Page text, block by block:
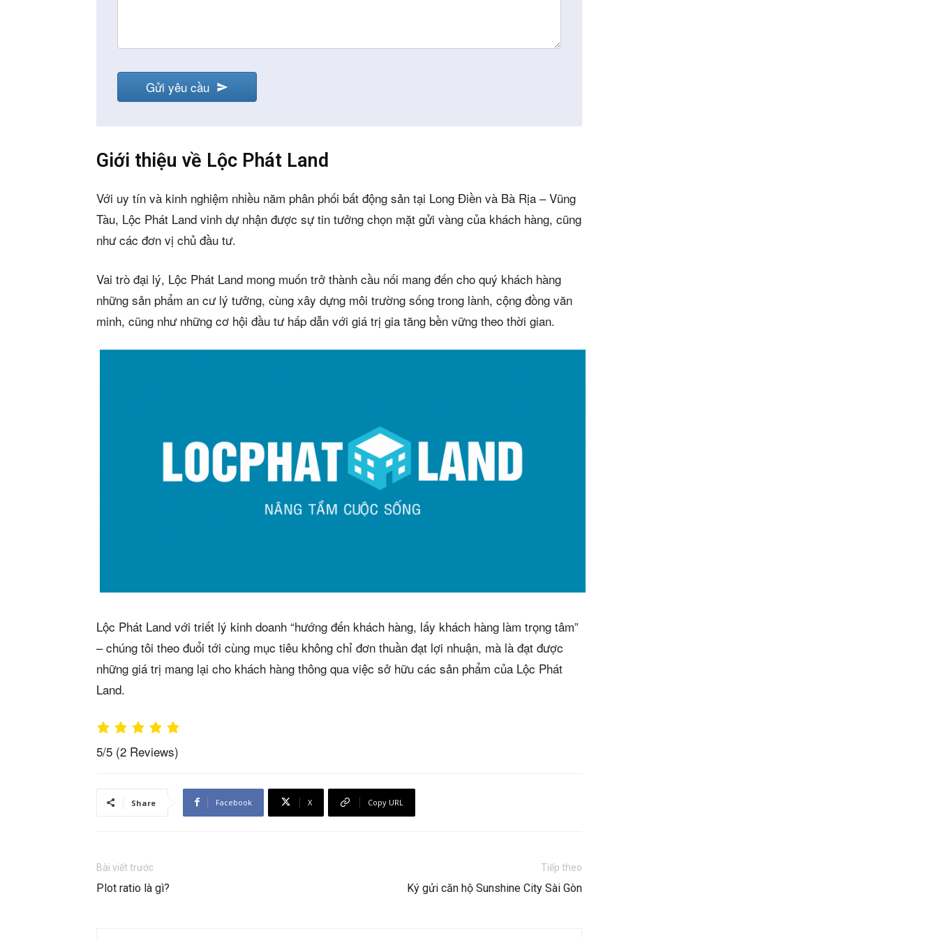
Gửi yêu cầu
Giới thiệu về Lộc Phát Land
Với uy tín và kinh nghiệm nhiều năm phân phối bất động sản tại Long Điền và Bà Rịa – Vũng
Tàu, Lộc Phát Land vinh dự nhận được sự tin tưởng chọn mặt gửi vàng của khách hàng, cũng
như các đơn vị chủ đầu tư.
Vai trò đại lý, Lộc Phát Land mong muốn trở thành cầu nối mang đến cho quý khách hàng
những sản phẩm an cư lý tưởng, cùng xây dựng môi trường sống trong lành, cộng đồng văn
minh, cũng như những cơ hội đầu tư hấp dẫn với giá trị gia tăng bền vững theo thời gian.
Lộc Phát Land với triết lý kinh doanh “hướng đến khách hàng, lấy khách hàng làm trọng tâm”
– chúng tôi theo đuổi tới cùng mục tiêu không chỉ đơn thuần đạt lợi nhuận, mà là đạt được
những giá trị mang lại cho khách hàng thông qua việc sở hữu các sản phẩm của Lộc Phát
Land.
5/5 (2 Reviews)
Share Facebook X Copy URL
Bài viết trước
Plot ratio là gì?
Tiếp theo
Ký gửi căn hộ Sunshine City Sài Gòn